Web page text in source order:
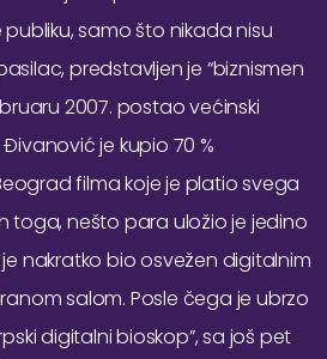
samo što nikada nisu
predstavljen je “biznismen
2007. postao većinski
je kupio 70 %
filma koje je platio svega
toga, nešto para uložio je jedino
nakratko bio osvežen digitalnim
salom. Posle čega je ubrzo
digitalni bioskop”, sa još pet